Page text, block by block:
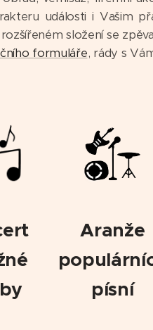
události i Vašim
složení se
formuláře, rády s
Aranže
písní